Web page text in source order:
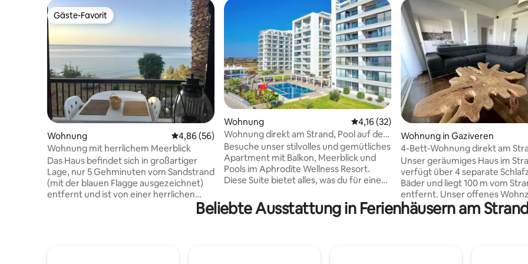
Gäste-Favorit
Gäste-Favorit
Wohnung Durchschnittliche Bewertung: 4,86 von 5, 56 Bewertungen
4,86 (56)
Wohnung mit herrlichem Meerblick
Das Haus befindet sich in großartiger
Lage, nur 5 Gehminuten vom Sandstrand
(mit der blauen Flagge ausgezeichnet)
entfernt und ist von einer herrlichen
atemberaubenden 360-Grad-Blick auf
Wohnung Durchschnittliche Bewertung: 4,16 von 5,
4,16 (32)
Wohnung direkt am Strand, Pool auf dem
Dach – Aphrodite Wellness
Besuche unser stilvolles und gemütliches
Apartment mit Balkon, Meerblick und
Pools im Aphrodite Wellness Resort.
Diese Suite bietet alles, was du für einen
nahegelegene Berge - Mehrere
Restaurants und Bars mit internationaler
Wohnung in Gaziveren
4-Bett-Wohnung direkt am
Resort
Unser geräumiges Haus im
verfügt über 4 separate
Bäder und liegt 100 m vom
entfernt. Unser offenes Wohnzimmer
und die Küche verfügen über
Schiebetüren zur großen
Gemeinschaftspools, ein
Beliebte Ausstattung in Ferienhäusern am